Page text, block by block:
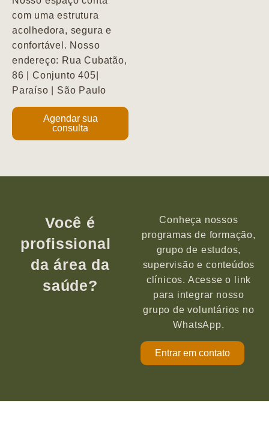
com uma estrutura
acolhedora, segura e
confortável. Nosso
endereço: Rua Cubatão,
86 | Conjunto 405|
Paraíso | São Paulo
Agendar sua
consulta
Você é
profissional
da área da
saúde?
Conheça nossos
programas de formação,
grupo de estudos,
supervisão e conteúdos
clínicos. Acesse o link
para integrar nosso
grupo de voluntários no
WhatsApp.
Entrar em contato